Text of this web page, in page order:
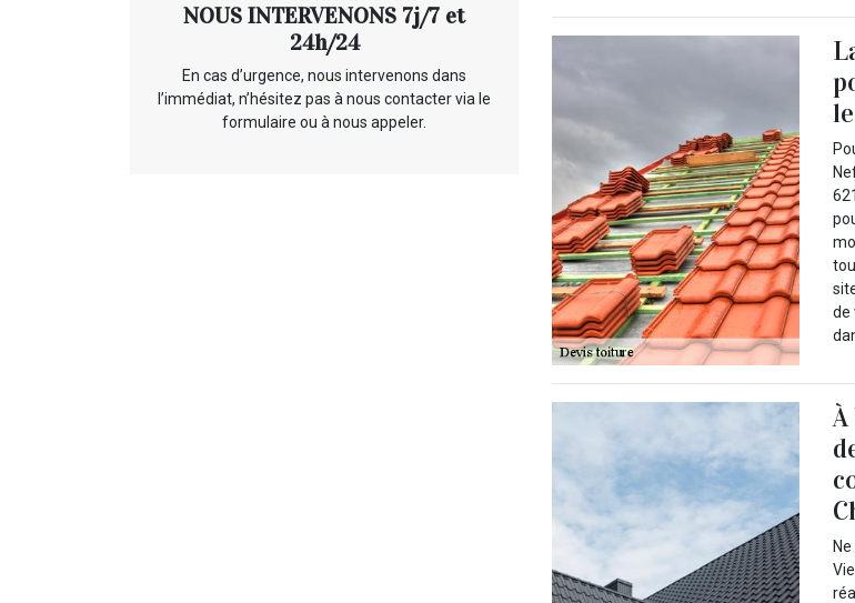
NOUS INTERVENONS 7j/7 et
24h/24
En cas d’urgence, nous intervenons dans
l’immédiat, n’hésitez pas à nous contacter via le
formulaire ou à nous appeler.
de